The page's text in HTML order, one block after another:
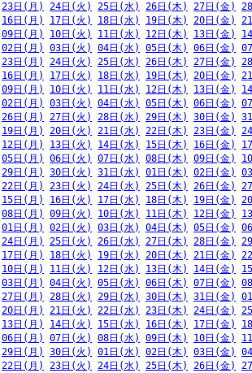
23日(月) 24日(火) 25日(水) 26日(木) 27日(金)
16日(月) 17日(火) 18日(水) 19日(木) 20日(金)
09日(月) 10日(火) 11日(水) 12日(木) 13日(金)
02日(月) 03日(火) 04日(水) 05日(木) 06日(金)
23日(月) 24日(火) 25日(水) 26日(木) 27日(金)
16日(月) 17日(火) 18日(水) 19日(木) 20日(金)
09日(月) 10日(火) 11日(水) 12日(木) 13日(金)
02日(月) 03日(火) 04日(水) 05日(木) 06日(金)
26日(月) 27日(火) 28日(水) 29日(木) 30日(金)
19日(月) 20日(火) 21日(水) 22日(木) 23日(金)
12日(月) 13日(火) 14日(水) 15日(木) 16日(金)
05日(月) 06日(火) 07日(水) 08日(木) 09日(金)
29日(月) 30日(火) 31日(水) 01日(木) 02日(金)
22日(月) 23日(火) 24日(水) 25日(木) 26日(金)
15日(月) 16日(火) 17日(水) 18日(木) 19日(金)
08日(月) 09日(火) 10日(水) 11日(木) 12日(金)
01日(月) 02日(火) 03日(水) 04日(木) 05日(金)
24日(月) 25日(火) 26日(水) 27日(木) 28日(金)
17日(月) 18日(火) 19日(水) 20日(木) 21日(金)
10日(月) 11日(火) 12日(水) 13日(木) 14日(金)
03日(月) 04日(火) 05日(水) 06日(木) 07日(金)
27日(月) 28日(火) 29日(水) 30日(木) 31日(金)
20日(月) 21日(火) 22日(水) 23日(木) 24日(金)
13日(月) 14日(火) 15日(水) 16日(木) 17日(金)
06日(月) 07日(火) 08日(水) 09日(木) 10日(金)
29日(月) 30日(火) 01日(水) 02日(木) 03日(金)
22日(月) 23日(火) 24日(水) 25日(木) 26日(金)